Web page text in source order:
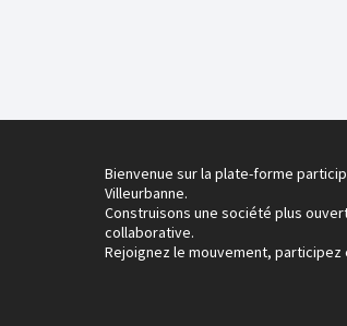
Bienvenue sur la plate-forme
Villeurbanne.
Construisons une société plus
collaborative.
Rejoignez le mouvement,